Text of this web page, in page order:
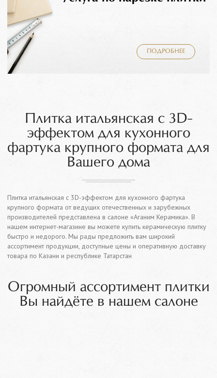
ПОДРОБНЕЕ
Плитка итальянская с 3D-
эффектом для кухонного
фартука крупного формата для
Вашего дома
Плитка итальянская с 3D-эффектом для кухонного фартука
крупного формата от ведущих отечественных и зарубежных
производителей представлена в салоне «Аганим Керамика». В
нашем интернет-магазине вы можете купить керамическую плитку
быстро и недорого. Мы рады предложить вам широкий
ассортимент продукции, доступные цены и оперативную доставку
товара по Казани и республике Татарстан
Огромный ассортимент плитки
Вы найдёте в нашем салоне